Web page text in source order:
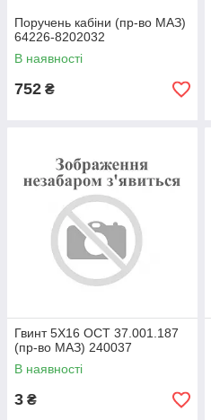
Поручень кабіни (пр-во МАЗ)
64226-8202032
В наявності
752 ₴
Гвинт 5X16 OCT 37.001.187
(пр-во МАЗ) 240037
В наявності
3 ₴